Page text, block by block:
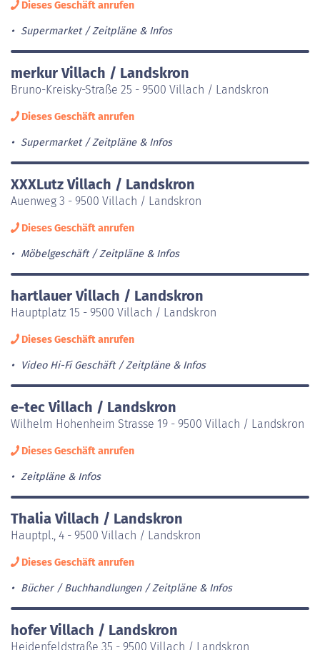
Dieses Geschäft anrufen
Supermarket Zeitpläne & Infos
merkur Villach / Landskron
Bruno-Kreisky-Straße 25 - 9500 Villach / Landskron
Dieses Geschäft anrufen
Supermarket Zeitpläne & Infos
XXXLutz Villach / Landskron
Auenweg 3 - 9500 Villach / Landskron
Dieses Geschäft anrufen
Möbelgeschäft Zeitpläne & Infos
hartlauer Villach / Landskron
Hauptplatz 15 - 9500 Villach / Landskron
Dieses Geschäft anrufen
Video Hi-Fi Geschäft Zeitpläne & Infos
e-tec Villach / Landskron
Wilhelm Hohenheim Strasse 19 - 9500 Villach / Landskron
Dieses Geschäft anrufen
Zeitpläne & Infos
Thalia Villach / Landskron
Hauptpl., 4 - 9500 Villach / Landskron
Dieses Geschäft anrufen
Bücher / Buchhandlungen Zeitpläne & Infos
hofer Villach / Landskron
Heidenfeldstraße 35 - 9500 Villach / Landskron